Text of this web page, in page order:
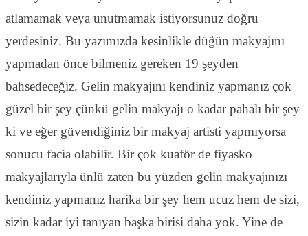
atlamamak veya unutmamak istiyorsunuz doğru
yerdesiniz. Bu yazımızda kesinlikle düğün makyajını
yapmadan önce bilmeniz gereken 19 şeyden
bahsedeceğiz. Gelin makyajını kendiniz yapmanız çok
güzel bir şey çünkü gelin makyajı o kadar pahalı bir şey
ki ve eğer güvendiğiniz bir makyaj artisti yapmıyorsa
sonucu facia olabilir. Bir çok kuaför de fiyasko
makyajlarıyla ünlü zaten bu yüzden gelin makyajınızı
kendiniz yapmanız harika bir şey hem ucuz hem de sizi,
sizin kadar iyi tanıyan başka birisi daha yok. Yine de